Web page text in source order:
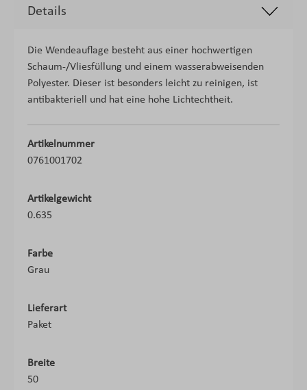
Details
Die Wendeauflage besteht aus einer hochwertigen
Schaum-/Vliesfüllung und einem wasserabweisenden
Polyester. Dieser ist besonders leicht zu reinigen, ist
antibakteriell und hat eine hohe Lichtechtheit.
Artikelnummer
0761001702
Artikelgewicht
0.635
Farbe
Grau
Lieferart
Paket
Breite
50